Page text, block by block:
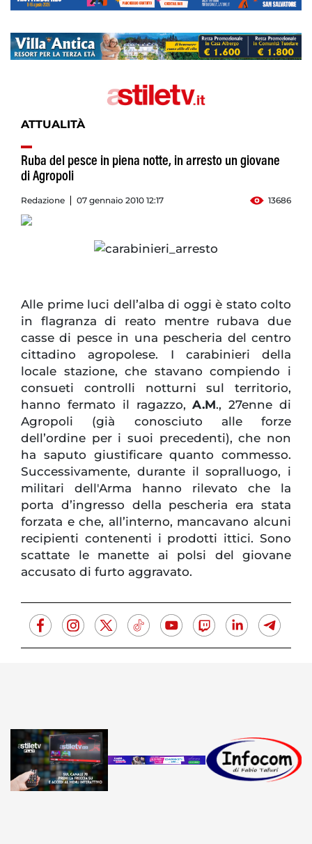
ATTUALITÀ
Ruba del pesce in piena notte, in arresto un giovane
di Agropoli
Redazione 07 gennaio 2010 12:17 13686
Alle prime luci dell’alba di oggi è stato colto
in flagranza di reato mentre rubava due
casse di pesce in una pescheria del centro
cittadino agropolese. I carabinieri della
locale stazione, che stavano compiendo i
consueti controlli notturni sul territorio,
hanno fermato il ragazzo,A.M., 27enne di
Agropoli (già conosciuto alle forze
dell’ordine per i suoi precedenti), che non
ha saputo giustificare quanto commesso.
Successivamente, durante il sopralluogo, i
militari dell'Arma hanno rilevato che la
porta d’ingresso della pescheria era stata
forzata e che, all’interno, mancavano alcuni
recipienti contenenti i prodotti ittici. Sono
scattate le manette ai polsi del giovane
accusato di furto aggravato.